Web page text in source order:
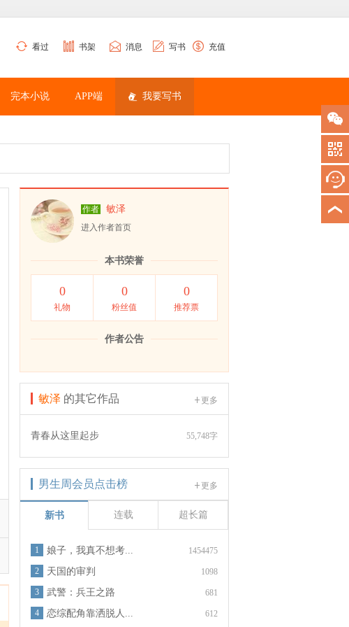
看过 书架 消息 写书 充值
完本小说 APP端 我要写书
作者 敏泽
进入作者首页
本书荣誉
0
礼物
0
粉丝值
0
推荐票
作者公告
更多
敏泽 的其它作品
55,748字
青春从这里起步
更多
男生周会员点击榜
新书 连载 超长篇
1454475
1 娘子，我真不想考...
1098
2 天国的审判
681
3 武警：兵王之路
612
4 恋综配角靠洒脱人...